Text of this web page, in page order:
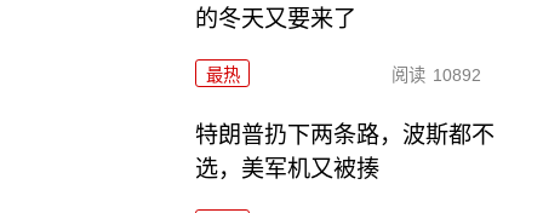
的冬天又要来了
最热 阅读 10892
特朗普扔下两条路，波斯都不
选，美军机又被揍